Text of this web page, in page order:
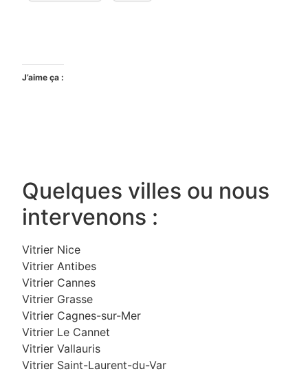
J’aime ça :
Quelques villes ou nous
intervenons :
Vitrier Nice
Vitrier Antibes
Vitrier Cannes
Vitrier Grasse
Vitrier Cagnes-sur-Mer
Vitrier Le Cannet
Vitrier Vallauris
Vitrier Saint-Laurent-du-Var